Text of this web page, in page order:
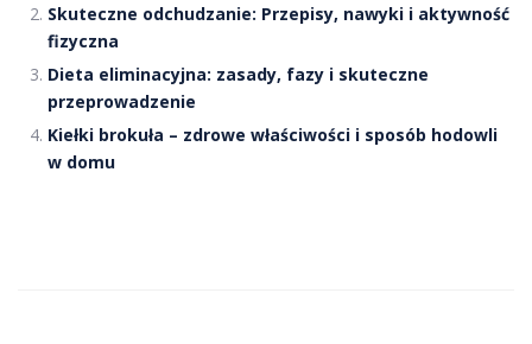
Skuteczne odchudzanie: Przepisy, nawyki i aktywność
fizyczna
Dieta eliminacyjna: zasady, fazy i skuteczne
przeprowadzenie
Kiełki brokuła – zdrowe właściwości i sposób hodowli
w domu